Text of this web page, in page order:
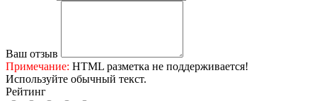
Ваш отзыв
Примечание: HTML разметка не поддерживается!
Используйте обычный текст.
Рейтинг